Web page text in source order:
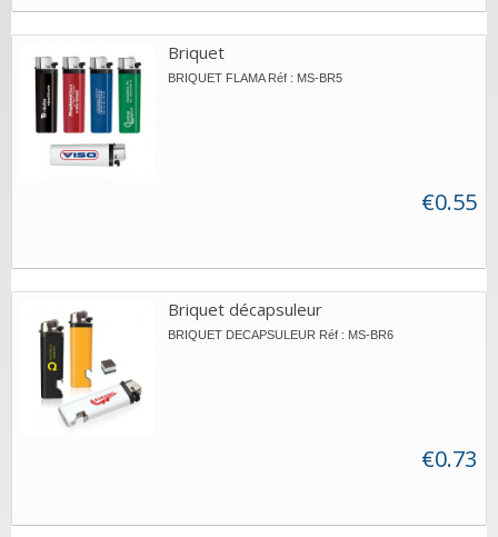
Briquet
BRIQUET FLAMA Réf : MS-BR5
€0.55
Briquet décapsuleur
BRIQUET DECAPSULEUR Réf : MS-BR6
€0.73